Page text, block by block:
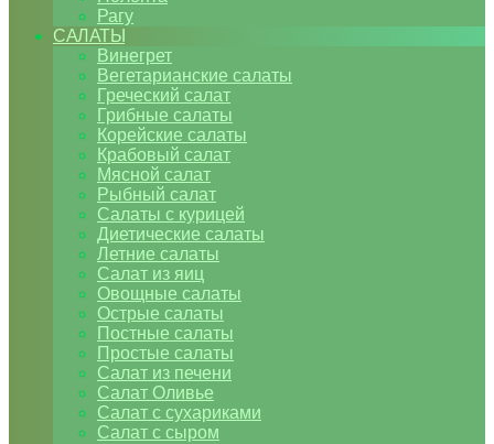
Рагу
САЛАТЫ
Винегрет
Вегетарианские салаты
Греческий салат
Грибные салаты
Корейские салаты
Крабовый салат
Мясной салат
Рыбный салат
Салаты с курицей
Диетические салаты
Летние салаты
Салат из яиц
Овощные салаты
Острые салаты
Постные салаты
Простые салаты
Салат из печени
Салат Оливье
Салат с сухариками
Салат с сыром